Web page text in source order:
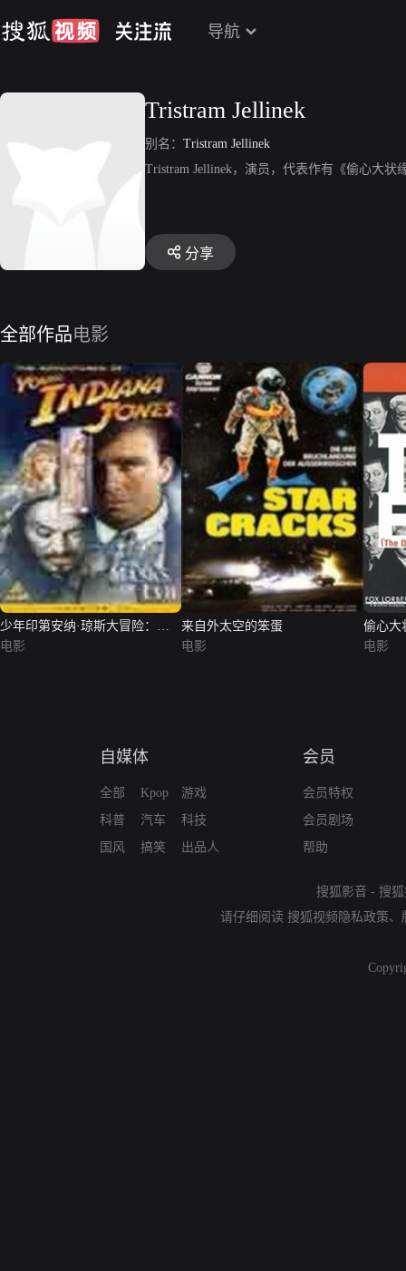
导航
Tristram Jellinek
别名： Tristram Jellinek
Tristram Jellinek，演员，代表作有《偷心大状
分享
全部作品电影
少年印第安纳·琼斯大冒险：邪
恶面具
电影
来自外太空的笨蛋
电影
偷心大
电影
自媒体
全部
科普
国风
Kpop
汽车
搞笑
游戏
科技
出品人
会员
会员特权
会员剧场
帮助
搜狐影音 - 搜
请仔细阅读 搜狐视频隐私政策、